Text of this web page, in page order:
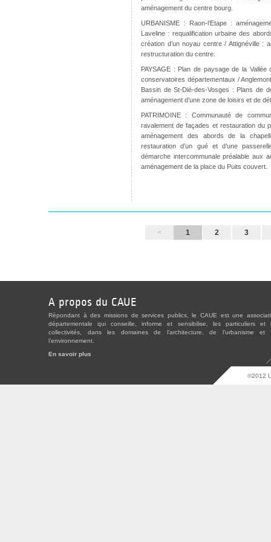
aménagement du centre bourg.
URBANISME : Raon-l’Etape :
Laveline : requalification urbaine des
création d’un noyau centre / Attignéville :
restructuration du centre.
PAYSAGE : Plan de paysage de la
conservatoires départementaux /
Bassin de St-Dié-des-Vosges : Plans de
aménagement d’une zone de loisirs et de
PATRIMOINE : Communauté de
ravalement de façades et restauration du
aménagement des abords de la
restauration d’un gué et d’une
démarche intercommunale préalable aux
aménagement de la place du Puits couvert.
< 1 2 3
A propos du CAUE
Répondant à des missions de services publics, le CAUE est une
départementale qui conseille, informe et sensibilise, les particuliers et
collectivités, dans les domaines de l’architecture, de l’urbanisme et
l’environnement.
En savoir plus
©2012